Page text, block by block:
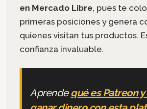
en Mercado Libre, pues te
primeras posiciones y genera
quienes visitan tus productos.
confianza invaluable.
Aprendequé es Patreon